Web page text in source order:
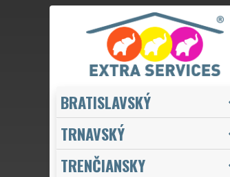
BRATISLAVSKÝ
TRNAVSKÝ
TRENČIANSKY